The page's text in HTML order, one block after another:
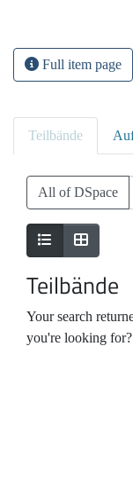
Full item page
Teilbände
All of DSpace
Teilbände
Your search
you're looking